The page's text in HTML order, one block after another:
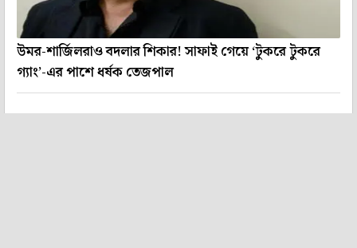
উমর-শার্জিলরাও বদলার শিকার! সাফাই গেয়ে ‘টুকরে টুকরে
গ্যাং’-এর পাশে ধর্ষক তেজপাল